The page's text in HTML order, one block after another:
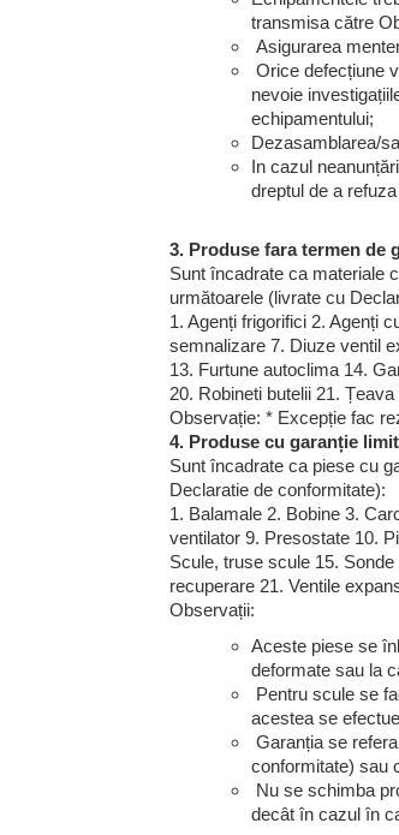
transmisa către
Asigurarea
Orice defecțiune
nevoie
echipamentului;
Dezasamblarea/
In cazul
dreptul de a
3. Produse fara termen de
Sunt încadrate ca materiale
următoarele (livrate cu
1. Agenți frigorifici 2. Agenți
semnalizare 7. Diuze ventil
13. Furtune autoclima 14.
20. Robineti butelii 21.
Observație: * Excepție fac
4. Produse cu garanție
Sunt încadrate ca piese cu
Declaratie de conformitate):
1. Balamale 2. Bobine 3.
ventilator 9. Presostate 10.
Scule, truse scule 15.
recuperare 21. Ventile
Observații:
Aceste piese se
deformate sau la
Pentru scule se
acestea se
Garanția se
conformitate) sau
Nu se schimba
decât în cazul în